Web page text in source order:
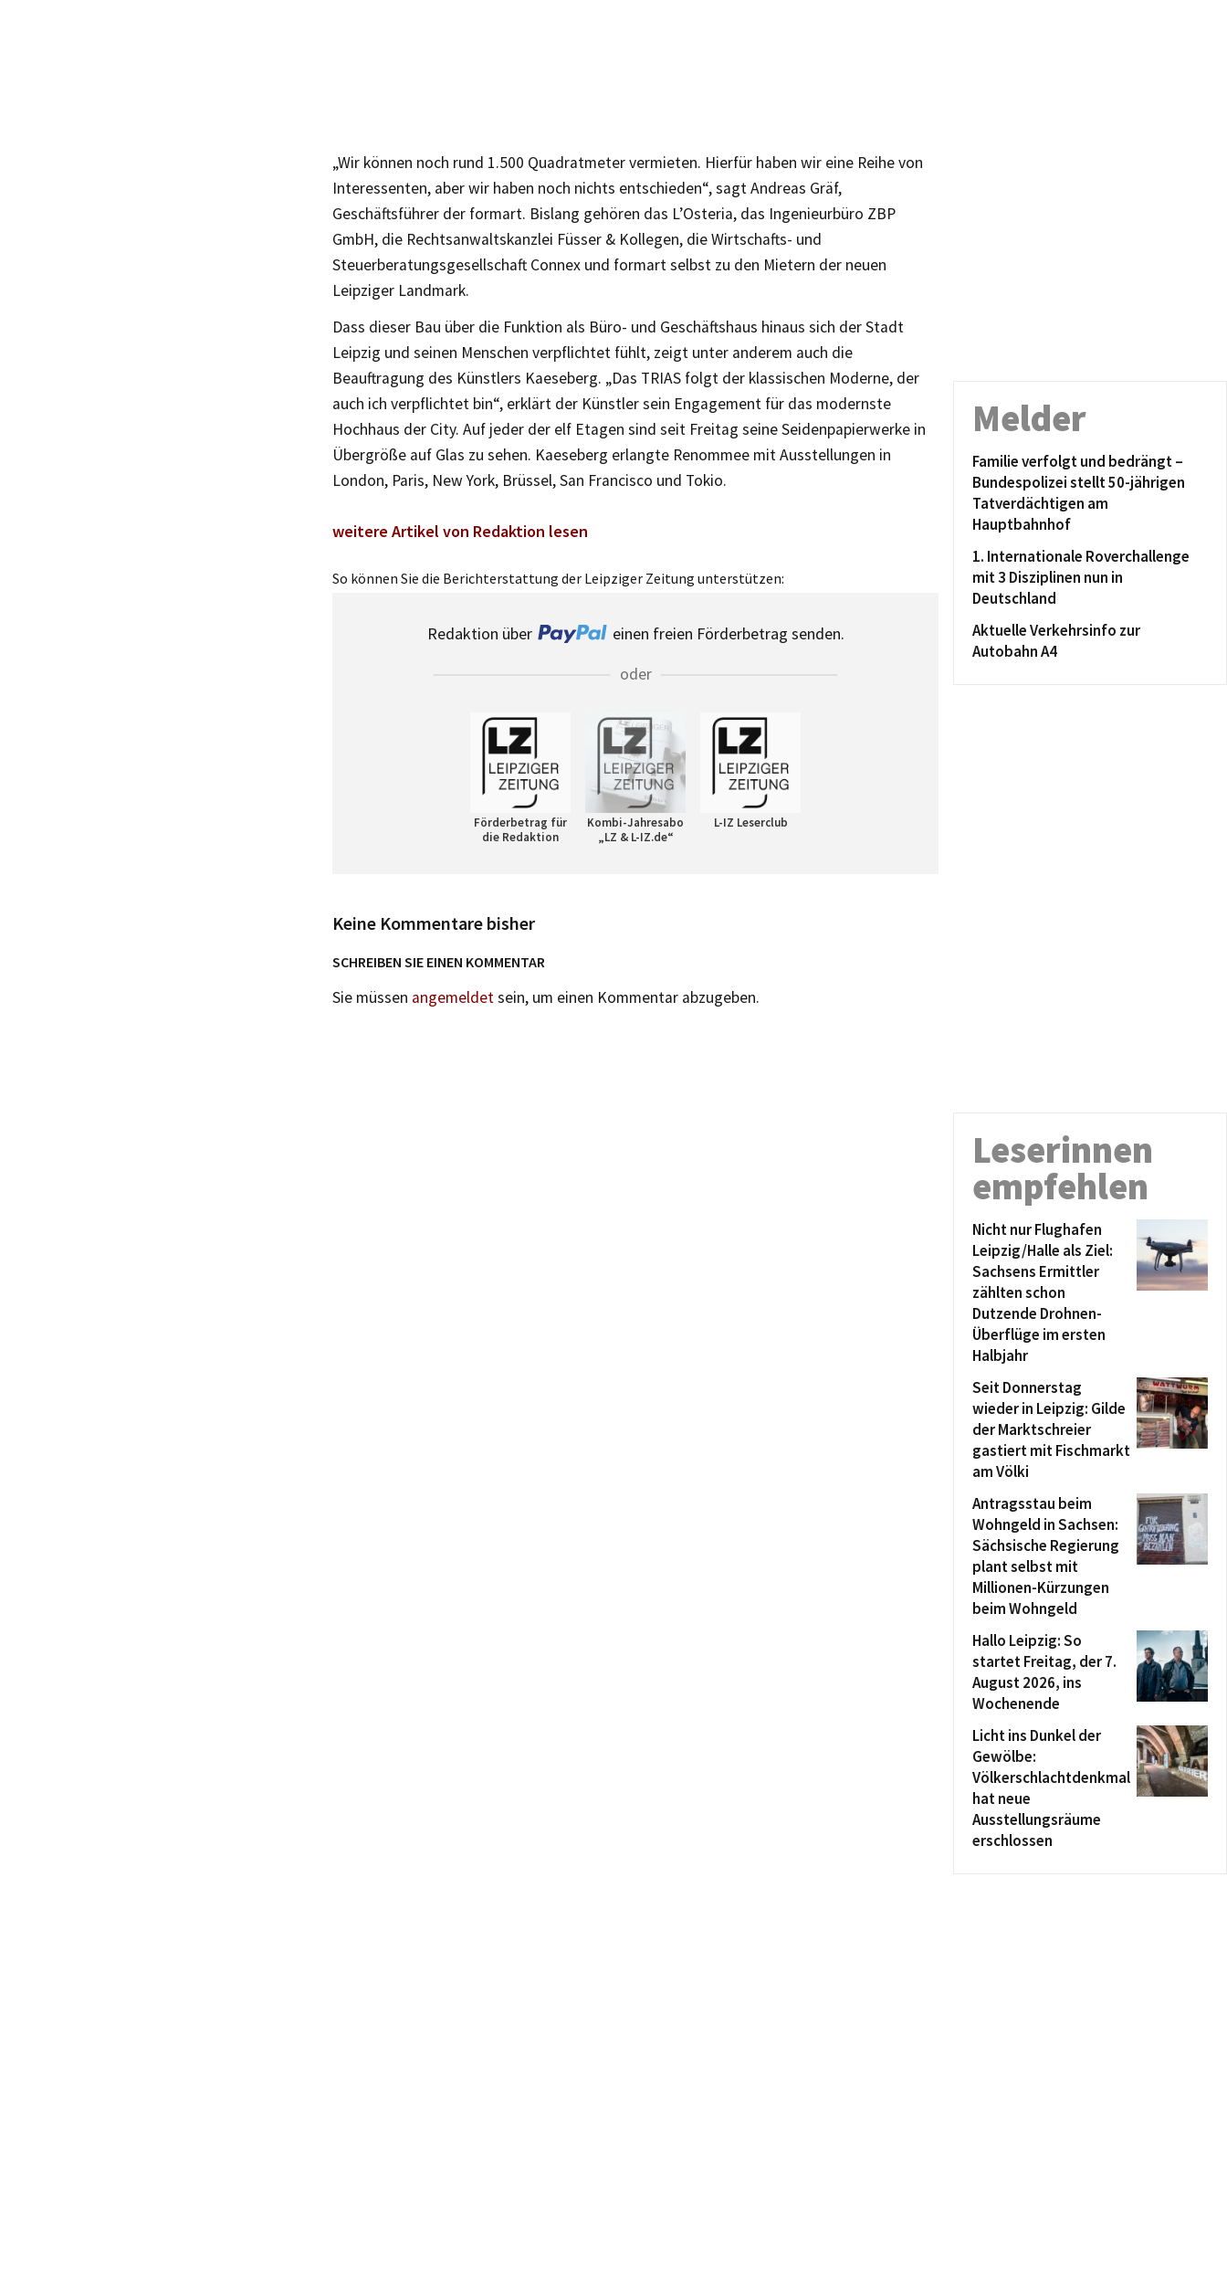
„Wir können noch rund 1.500 Quadratmeter vermieten. Hierfür haben wir eine Reihe von
Interessenten, aber wir haben noch nichts entschieden“, sagt Andreas Gräf,
Geschäftsführer der formart. Bislang gehören das L’Osteria, das Ingenieurbüro ZBP
GmbH, die Rechtsanwaltskanzlei Füsser & Kollegen, die Wirtschafts- und
Steuerberatungsgesellschaft Connex und formart selbst zu den Mietern der neuen
Leipziger Landmark.
Dass dieser Bau über die Funktion als Büro- und Geschäftshaus hinaus sich der Stadt
Leipzig und seinen Menschen verpflichtet fühlt, zeigt unter anderem auch die
Beauftragung des Künstlers Kaeseberg. „Das TRIAS folgt der klassischen Moderne, der
auch ich verpflichtet bin“, erklärt der Künstler sein Engagement für das modernste
Hochhaus der City. Auf jeder der elf Etagen sind seit Freitag seine Seidenpapierwerke in
Übergröße auf Glas zu sehen. Kaeseberg erlangte Renommee mit Ausstellungen in
London, Paris, New York, Brüssel, San Francisco und Tokio.
weitere Artikel von Redaktion lesen
So können Sie die Berichterstattung der Leipziger Zeitung unterstützen:
Redaktion über
einen freien Förderbetrag senden.
oder
Förderbetrag für
die Redaktion
Kombi-Jahresabo
„LZ & L-IZ.de“
L-IZ Leserclub
Keine Kommentare bisher
SCHREIBEN SIE EINEN KOMMENTAR
Sie müssen angemeldetsein, um einen Kommentar abzugeben.
Melder
Familie verfolgt und bedrängt –
Bundespolizei stellt 50-jährigen
Tatverdächtigen am
Hauptbahnhof
1. Internationale Roverchallenge
mit 3 Disziplinen nun in
Deutschland
Aktuelle Verkehrsinfo zur
Autobahn A4
Leserinnen
empfehlen
Nicht nur Flughafen
Leipzig/Halle als Ziel:
Sachsens Ermittler
zählten schon
Dutzende Drohnen-
Überflüge im ersten
Halbjahr
Seit Donnerstag
wieder in Leipzig: Gilde
der Marktschreier
gastiert mit Fischmarkt
am Völki
Antragsstau beim
Wohngeld in Sachsen:
Sächsische Regierung
plant selbst mit
Millionen-Kürzungen
beim Wohngeld
Hallo Leipzig: So
startet Freitag, der 7.
August 2026, ins
Wochenende
Licht ins Dunkel der
Gewölbe:
Völkerschlachtdenkmal
hat neue
Ausstellungsräume
erschlossen